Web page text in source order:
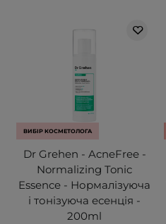
ВИБІР КОСМЕТОЛОГА
Dr Grehen - AcneFree -
Normalizing Tonic
Essence - Нормалізуюча
і тонізуюча есенція -
200ml